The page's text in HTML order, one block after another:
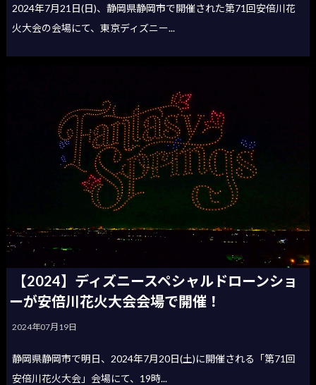
2024年7月21日(日)、静岡県静岡市で開催された第71回安倍川花
火大会の会場にて、東京ディズニー...
【2024】ディズニースペシャルドローンショ
ーが安倍川花火大会会場で開催！
2024年07月19日
静岡県静岡市で明日、2024年7月20日(土)に開催される「第71回
安倍川花火大会」会場にて、19時...